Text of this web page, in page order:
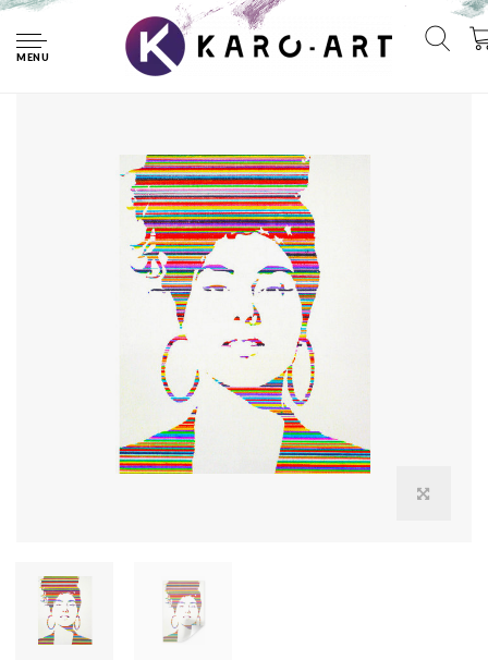
MENU
Poster - Alicia Keys, gekleurde lijnen portret, Premium Print,
Professioneel Fotopapier